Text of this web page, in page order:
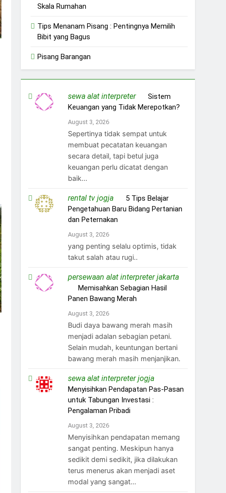
Skala Rumahan
Tips Menanam Pisang : Pentingnya Memilih
Bibit yang Bagus
Pisang Barangan
sewa alat interpreteron Sistem
Keuangan yang Tidak Merepotkan?
August 3, 2026
Sepertinya tidak sempat untuk
membuat pecatatan keuangan
secara detail, tapi betul juga
keuangan perlu dicatat dengan
baik...
rental tv jogjaon 5 Tips Belajar
Pengetahuan Baru Bidang Pertanian
dan Peternakan
August 3, 2026
yang penting selalu optimis, tidak
takut salah atau rugi..
persewaan alat interpreter jakarta
Memisahkan Sebagian Hasil
Panen Bawang Merah
August 3, 2026
Budi daya bawang merah masih
menjadi adalan sebagian petani.
Selain mudah, keuntungan bertani
bawang merah masih menjanjikan.
sewa alat interpreter jogjaon
Menyisihkan Pendapatan Pas-Pasan
untuk Tabungan Investasi :
Pengalaman Pribadi
August 3, 2026
Menyisihkan pendapatan memang
sangat penting. Meskipun hanya
sedikit demi sedikit, jika dilakukan
terus menerus akan menjadi aset
modal yang sangat…